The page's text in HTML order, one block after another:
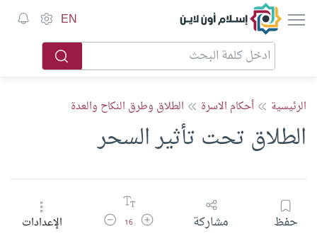
إسلام أون لاين EN
الرئيسية أحكام الاسرة الطلاق وطرق النكاح والعدة
الطلاق تحت تأثير السحر
حفظ مشاركة زيادة حجم الخط
16 تقليل حجم الخطالإعدادات